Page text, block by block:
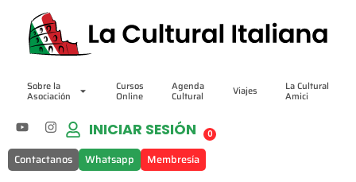
Sobre la
Asociación
Cursos
Online
Agenda
Cultural Viajes La Cultural
Amici
INICIAR SESIÓN 0
Contactanos Whatsapp Membresía